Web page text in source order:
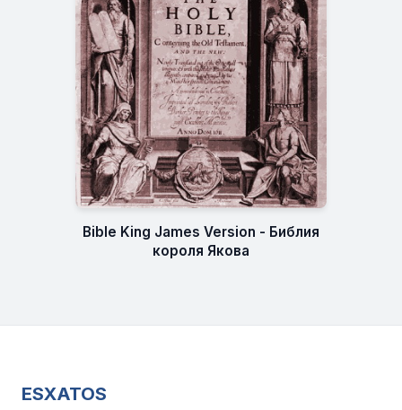
Bible King James Version - Библия
короля Якова
ESXATOS